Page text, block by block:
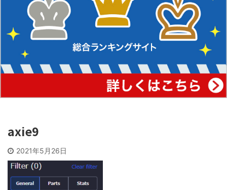
axie9
2021年5月26日